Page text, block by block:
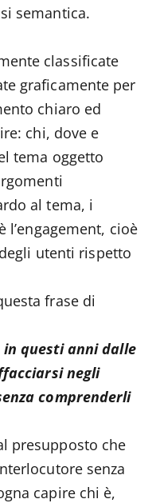
semantica.
classificate
graficamente per
chiaro ed
chi, dove e
tema oggetto
al tema, i
cioè
utenti rispetto
frase di
in questi anni dalle
negli
comprenderli
presupposto che
senza
capire chi è,